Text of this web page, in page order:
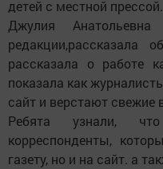
детей с местной прессой.
Джулия
редакции,рассказала
рассказала о работе
показала как
сайт и верстают свежие
Ребята узнали,
корреспонденты,
газету, но и на сайт. а